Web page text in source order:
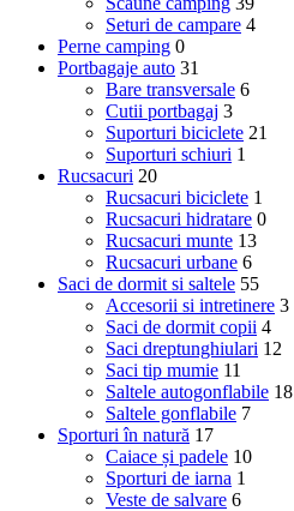
Seturi de campare 4
Perne camping 0
Portbagaje auto 31
Bare transversale 6
Cutii portbagaj 3
Suporturi biciclete 21
Suporturi schiuri 1
Rucsacuri 20
Rucsacuri biciclete 1
Rucsacuri hidratare 0
Rucsacuri munte 13
Rucsacuri urbane 6
Saci de dormit si saltele 55
Accesorii si intretinere 3
Saci de dormit copii 4
Saci dreptunghiulari 12
Saci tip mumie 11
Saltele autogonflabile 18
Saltele gonflabile 7
Sporturi în natură 17
Caiace și padele 10
Sporturi de iarna 1
Veste de salvare 6